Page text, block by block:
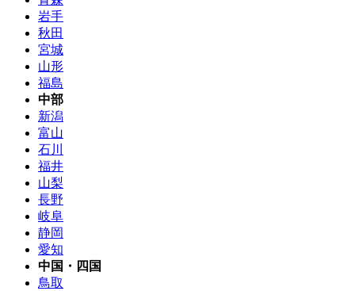
岩手
秋田
宮城
山形
福島
中部
新潟
富山
石川
福井
山梨
長野
岐阜
静岡
愛知
中国・四国
鳥取